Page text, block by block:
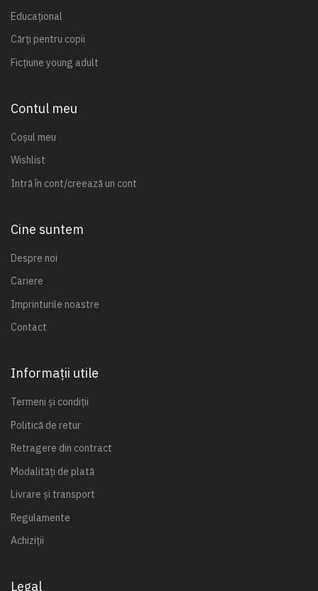
Educațional
Cărți pentru copii
Ficțiune young adult
Contul meu
Coșul meu
Wishlist
Intră în cont/creează un cont
Cine suntem
Despre noi
Cariere
Imprinturile noastre
Contact
Informații utile
Termeni și condiții
Politică de retur
Retragere din contract
Modalități de plată
Livrare și transport
Regulamente
Achiziții
Legal